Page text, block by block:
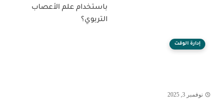
باستخدام علم الأعصاب
التربوي؟
إدارة الوقت
نوفمبر 3, 2025